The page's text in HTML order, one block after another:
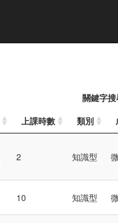
關鍵字
上課時數 類別
2 知識型
10 知識型